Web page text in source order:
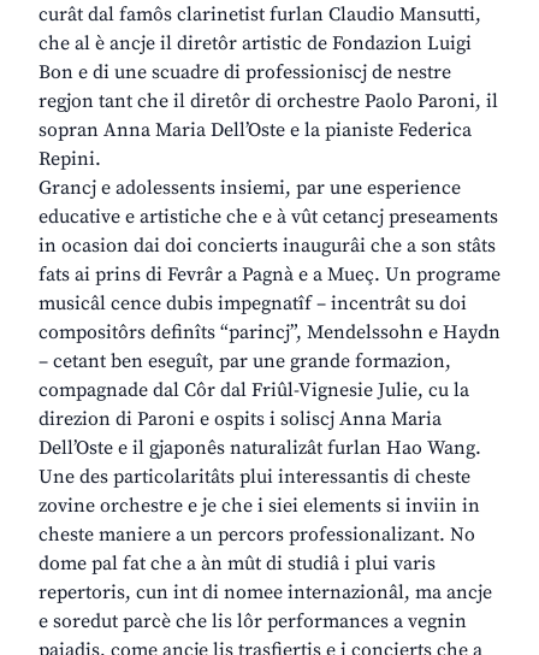
curât dal famôs clarinetist furlan Claudio Mansutti,
che al è ancje il diretôr artistic de Fondazion Luigi
Bon e di une scuadre di professioniscj de nestre
regjon tant che il diretôr di orchestre Paolo Paroni, il
sopran Anna Maria Dell’Oste e la pianiste Federica
Repini.
Grancj e adolessents insiemi, par une esperience
educative e artistiche che e à vût cetancj preseaments
in ocasion dai doi concierts inaugurâi che a son stâts
fats ai prins di Fevrâr a Pagnà e a Mueç. Un programe
musicâl cence dubis impegnatîf – incentrât su doi
compositôrs definîts “parincj”, Mendelssohn e Haydn
– cetant ben eseguît, par une grande formazion,
compagnade dal Côr dal Friûl-Vignesie Julie, cu la
direzion di Paroni e ospits i soliscj Anna Maria
Dell’Oste e il gjaponês naturalizât furlan Hao Wang.
Une des particolaritâts plui interessantis di cheste
zovine orchestre e je che i siei elements si inviin in
cheste maniere a un percors professionalizant. No
dome pal fat che a àn mût di studiâ i plui varis
repertoris, cun int di nomee internazionâl, ma ancje
e soredut parcè che lis lôr performances a vegnin